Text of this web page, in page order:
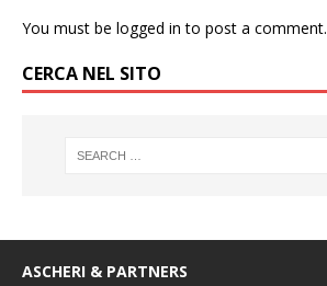
You must be logged in to post a comment.
CERCA NEL SITO
ASCHERI & PARTNERS